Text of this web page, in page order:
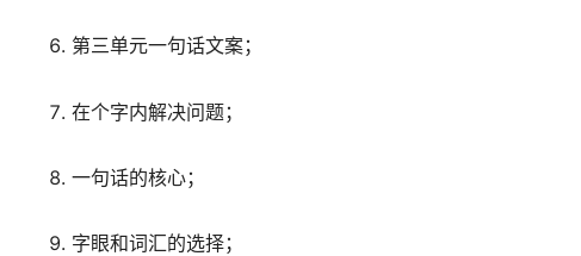
第三单元一句话文案；
在个字内解决问题；
一句话的核心；
字眼和词汇的选择；